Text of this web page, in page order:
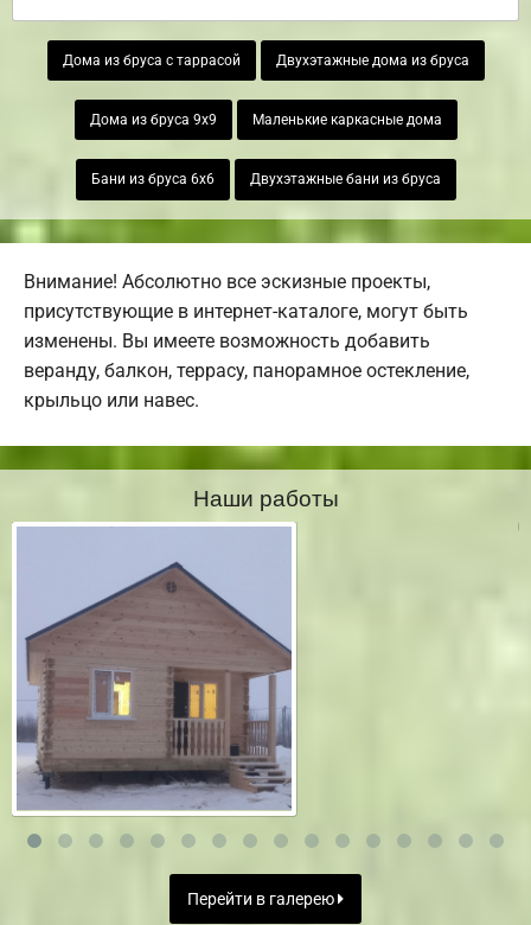
Дома из бруса с таррасой Двухэтажные дома из бруса
Дома из бруса 9х9 Маленькие каркасные дома
Бани из бруса 6х6 Двухэтажные бани из бруса
Внимание! Абсолютно все эскизные проекты,
присутствующие в интернет-каталоге, могут быть
изменены. Вы имеете возможность добавить
веранду, балкон, террасу, панорамное остекление,
крыльцо или навес.
Наши работы
Перейти в галерею